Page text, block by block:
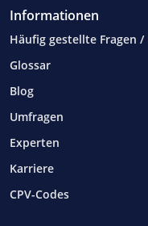
Informationen
Häufig gestellte Fragen /
Glossar
Blog
Umfragen
Experten
Karriere
CPV-Codes